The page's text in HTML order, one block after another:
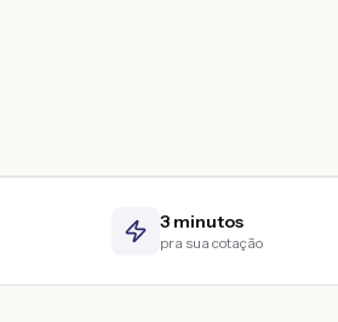
3 minutos
pra sua cotação